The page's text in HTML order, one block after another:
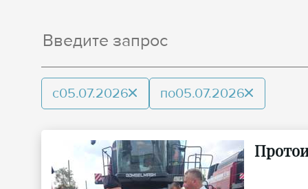
с05.07.2026 по05.07.2026